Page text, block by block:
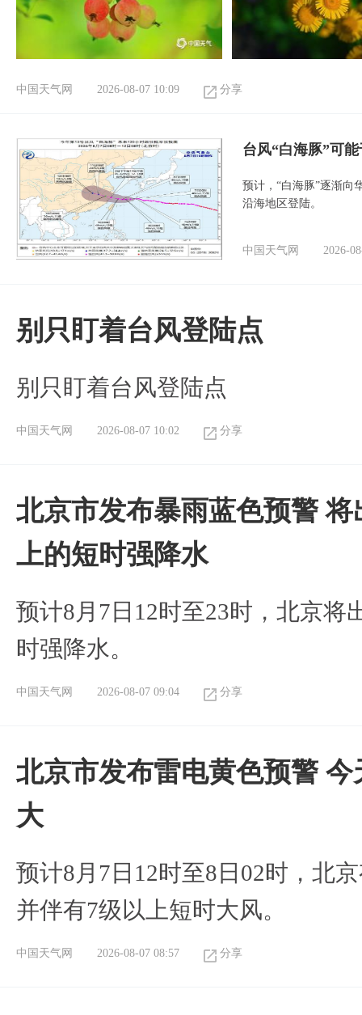
中国天气网 2026-08-07 10:09 分享
台风“白海豚”可
预计，“白海豚”逐渐向
沿海地区登陆。
中国天气网 2026-
别只盯着台风登陆点
别只盯着台风登陆点
中国天气网 2026-08-07 10:02 分享
北京市发布暴雨蓝色预警
上的短时强降水
预计8月7日12时至23时，北京将
时强降水。
中国天气网 2026-08-07 09:04 分享
北京市发布雷电黄色预警
大
预计8月7日12时至8日02时，北
并伴有7级以上短时大风。
中国天气网 2026-08-07 08:57 分享